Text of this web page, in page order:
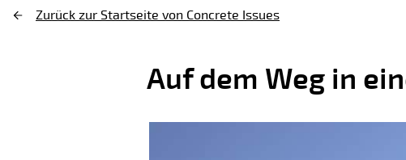
Zurück zur Startseite von Concrete Issues
Auf dem Weg in